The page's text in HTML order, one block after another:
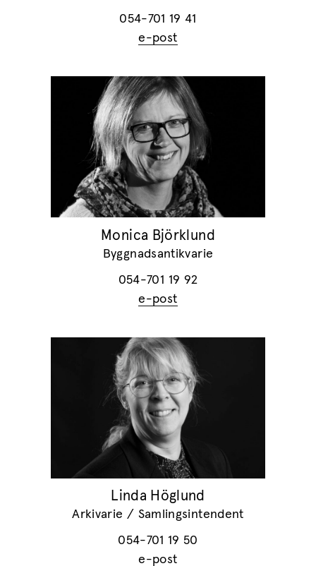
054-701 19 41
e-post
Monica Björklund
Byggnadsantikvarie
054-701 19 92
e-post
Linda Höglund
Arkivarie / Samlingsintendent
054-701 19 50
e-post